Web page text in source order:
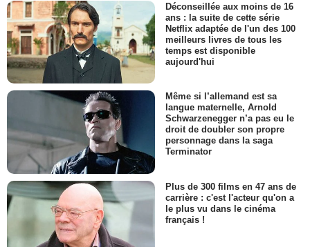
Déconseillée aux moins de 16
ans : la suite de cette série
Netflix adaptée de l'un des 100
meilleurs livres de tous les
temps est disponible
aujourd'hui
Même si l’allemand est sa
langue maternelle, Arnold
Schwarzenegger n’a pas eu le
droit de doubler son propre
personnage dans la saga
Terminator
Plus de 300 films en 47 ans de
carrière : c'est l'acteur qu'on a
le plus vu dans le cinéma
français !